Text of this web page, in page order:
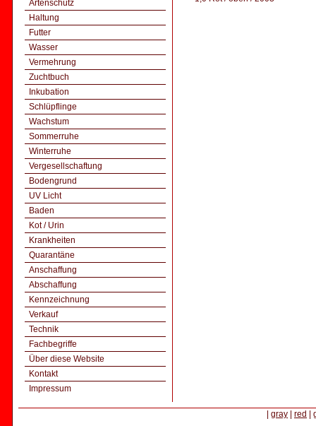
Artenschutz
Haltung
Futter
Wasser
Vermehrung
Zuchtbuch
Inkubation
Schlüpflinge
Wachstum
Sommerruhe
Winterruhe
Vergesellschaftung
Bodengrund
UV Licht
Baden
Kot / Urin
Krankheiten
Quarantäne
Anschaffung
Abschaffung
Kennzeichnung
Verkauf
Technik
Fachbegriffe
Über diese Website
Kontakt
Impressum
gray red